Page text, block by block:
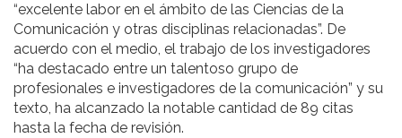
“excelente labor en el ámbito de las Ciencias de la
Comunicación y otras disciplinas relacionadas”. De
acuerdo con el medio, el trabajo de los investigadores
“ha destacado entre un talentoso grupo de
profesionales e investigadores de la comunicación” y su
texto, ha alcanzado la notable cantidad de 89 citas
hasta la fecha de revisión.